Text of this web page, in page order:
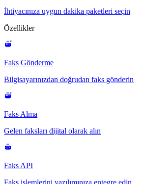
İhtiyacınıza uygun dakika paketleri seçin
Özellikler
Faks Gönderme
Bilgisayarınızdan doğrudan faks gönderin
Faks Alma
Gelen faksları dijital olarak alın
Faks API